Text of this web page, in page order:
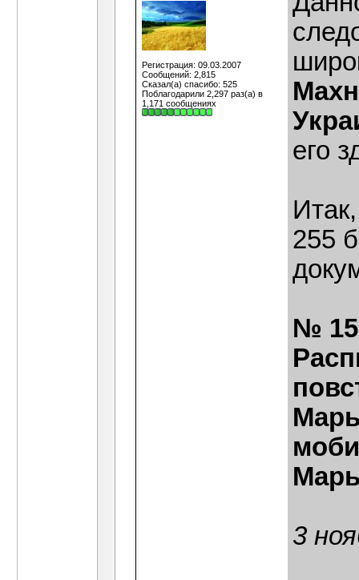
Регистрация: 09.03.2007
Сообщений: 2,815
Сказал(а) спасибо: 525
Поблагодарили 2,297 раз(а) в
1,171 сообщениях
его
255
№
3